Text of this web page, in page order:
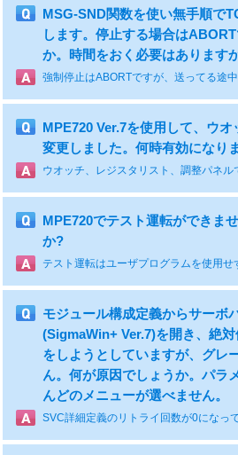
MSG-SND関数を使い無手順で
します。停止する場合は
か。時間をおく必要はありますか
MPE720 Ver.7を使用して、ウ
変更しました。何時有効になり
MPE720でテスト運転ができま
か?
モジュール構成定義からサーボ
(SigmaWin+ Ver.7)を開き、絶
をしようとしていますが、グレ
ん。何が原因でしょうか。パラ
んどのメニューが選べません。